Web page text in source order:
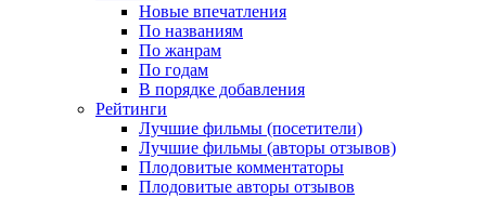
Новые впечатления
По названиям
По жанрам
По годам
В порядке добавления
Рейтинги
Лучшие фильмы (посетители)
Лучшие фильмы (авторы отзывов)
Плодовитые комментаторы
Плодовитые авторы отзывов